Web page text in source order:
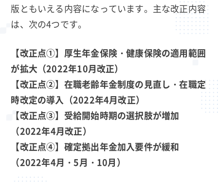
版ともいえる内容になっています。主な改正内容
は、次の4つです。
【改正点①】厚生年金保険・健康保険の適用範囲
が拡大 （2022年10月改正）
【改正点②】在職老齢年金制度の見直し・在職定
時改定の導入 （2022年4月改正）
【改正点③】受給開始時期の選択肢が増加
（2022年4月改正）
【改正点④】確定拠出年金加入要件が緩和
（2022年4月・5月・10月）